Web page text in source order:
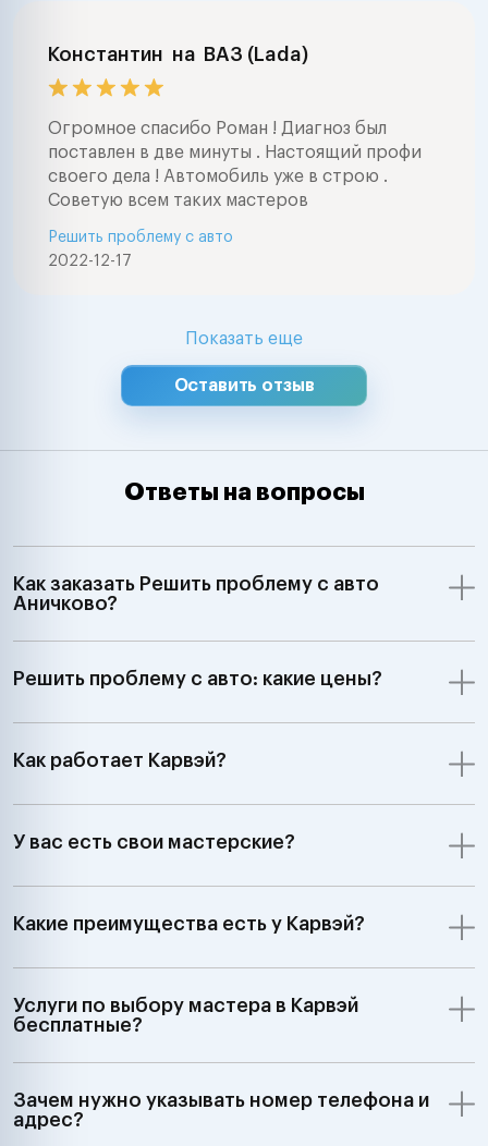
Константин на ВАЗ (Lada)
Огромное спасибо Роман ! Диагноз был
поставлен в две минуты . Настоящий профи
своего дела ! Автомобиль уже в строю .
Советую всем таких мастеров
2022-12-17
Решить проблему с авто
Показать еще
Оставить отзыв
Ответы на вопросы
Как заказать Решить проблему с авто
Аничково?
Решить проблему с авто: какие цены?
Как работает Карвэй?
У вас есть свои мастерские?
Какие преимущества есть у Карвэй?
Услуги по выбору мастера в Карвэй
бесплатные?
Зачем нужно указывать номер телефона и
адрес?